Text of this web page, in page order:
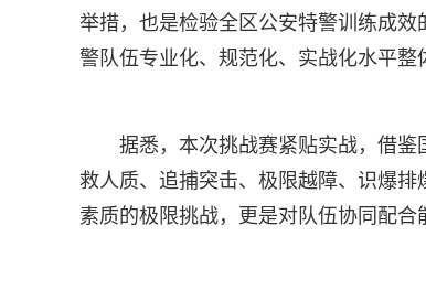
举措，也是检验全区公安特警训练成
警队伍专业化、规范化、实战化水平整
据悉，本次挑战赛紧贴实战，借
救人质、追捕突击、极限越障、识爆
素质的极限挑战，更是对队伍协同配合